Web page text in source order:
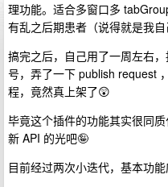
理功能。适合多窗口多
有乱之后期患者（说得就是我自
搞完之后，自己用了一周左右
号，弄了一下 publish request
程，竟然真上架了😲
毕竟这个插件的功能其实很同
新 API 的光吧🤪
目前经过两次小迭代，基本功能